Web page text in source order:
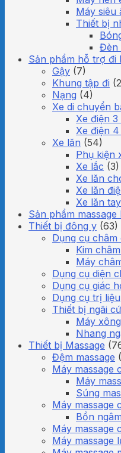
Máy siêu
Thiết bị
Đèn
Sản phẩm hỗ trợ đi
Gậy (7)
Khung tập đi
Nạng (4)
Xe di chuyển
Xe điện
Xe điện
Xe lăn (54)
Phụ kiện
Xe lắc (3)
Xe lăn
Xe lăn
Xe lăn tay
Sản phẩm
Thiết bị đông y (63)
Dụng cụ châm
Kim
Máy
Dụng cụ diện
Dụng cụ giác
Dụng cụ trị liệu
Thiết bị ngãi
Máy
Nhang
Thiết bị Massage
Đệm massage
Máy massage
Máy
Súng
Máy massage
Bồn
Máy massage
Máy massage